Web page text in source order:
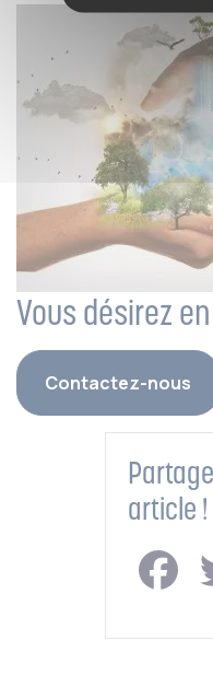
Vous désirez
Contactez-nous
article !